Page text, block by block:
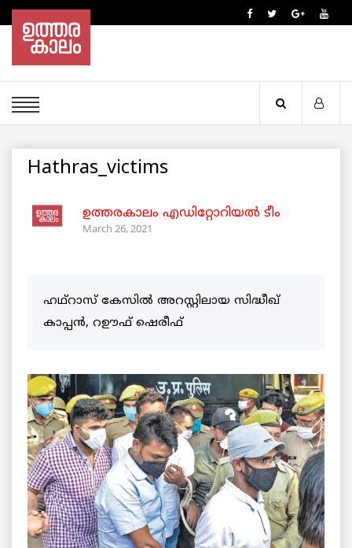
Hathras_victims
ഉത്തരകാലം എഡിറ്റോറിയല്‍ ടീം
March 26, 2021
ഹഥ്റാസ് കേസിൽ അറസ്റ്റിലായ സിദ്ധീഖ്
കാപ്പൻ, റഊഫ് ഷെരീഫ്